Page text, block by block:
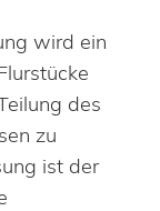
wird ein
des
zu
ist der